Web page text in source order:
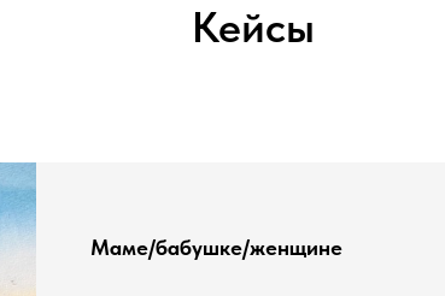
Кейсы
Маме/бабушке/женщине